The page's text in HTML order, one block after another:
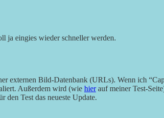
ja eingies wieder schneller werden.
externen Bild-Datenbank (URLs). Wenn ich
Außerdem wird (wie hierauf meiner Test-
den Test das neueste Update.